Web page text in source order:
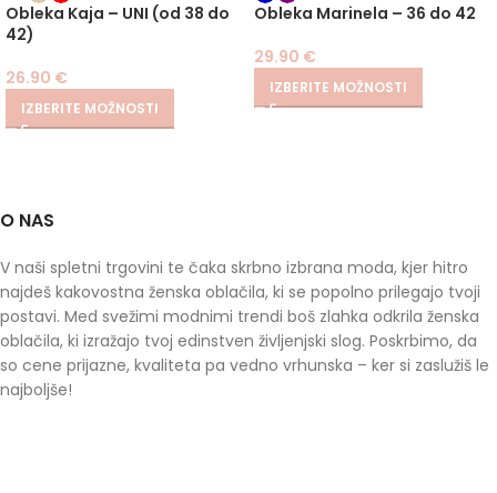
Obleka Kaja – UNI (od 38 do
42)
26.90 €
IZBERITE MOŽNOSTI
Obleka Marinela – 36 do 42
29.90 €
IZBERITE MOŽNOSTI
O NAS
V naši spletni trgovini te čaka skrbno izbrana moda, kjer hitro
najdeš kakovostna ženska oblačila, ki se popolno prilegajo tvoji
postavi. Med svežimi modnimi trendi boš zlahka odkrila ženska
oblačila, ki izražajo tvoj edinstven življenjski slog. Poskrbimo, da
so cene prijazne, kvaliteta pa vedno vrhunska – ker si zaslužiš le
najboljše!